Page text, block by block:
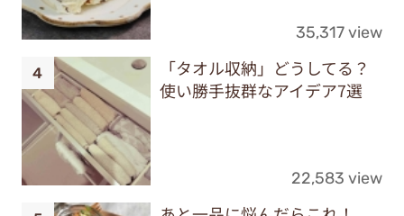
35,317 view
「タオル収納」どうしてる？
使い勝手抜群なアイデア7選
22,583 view